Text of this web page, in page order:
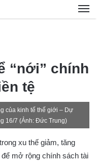
“nới” chính
tệ
của kinh tế thế giới – Dự
16/7 (Ảnh: Đức Trung)
xu thế giảm, tăng
mở rộng chính sách tài